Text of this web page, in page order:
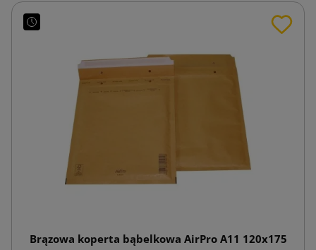
Brązowa koperta bąbelkowa AirPro A11 120x175